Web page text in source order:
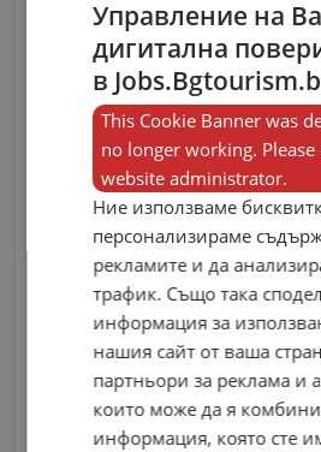
Дружеството има
и поддържана
управление на
среда, съответстваща
на международните
ISO 9001:2015 и БДС EN ISO
Контакти
Управление на
дигитална
в
This Cookie Banner was
no longer working.
website administrator.
Ние използваме
персонализираме
рекламите и да
трафик. Също така
информация за
нашия сайт от ваша
партньори за реклама и
които може да я
информация, която сте